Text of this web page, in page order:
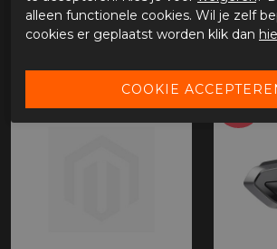
alleen functionele cookies. Wil je zelf
cookies er geplaatst worden klik dan